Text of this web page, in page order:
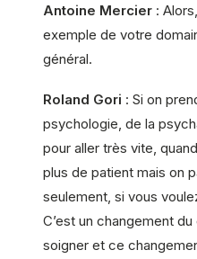
Antoine Mercier :
exemple de votre
général.
Roland Gori : Si on
psychologie, de la
pour aller très vite,
plus de patient mais on
seulement, si vous
C’est un changement
soigner et ce